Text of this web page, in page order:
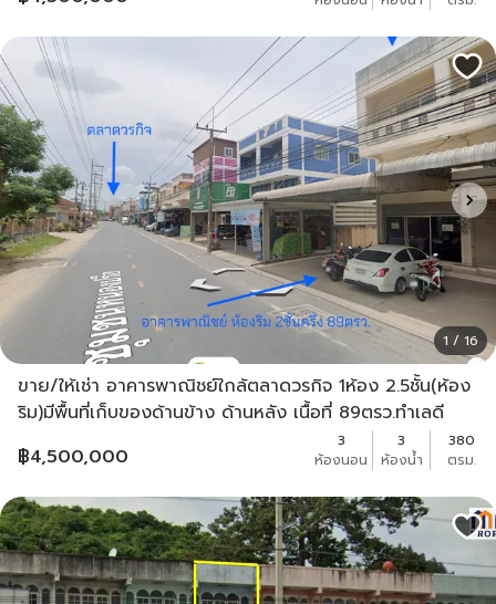
1 / 16
ขาย/ให้เช่า อาคารพาณิชย์ใกล้ตลาดวรกิจ 1ห้อง 2.5ชั้น(ห้อง
ริม)มีพื้นที่เก็บของด้านข้าง ด้านหลัง เนื้อที่ 89ตรว.ทำเลดี
฿4,500,000
3
ห้องนอน
3
ห้องน้ำ
380
ตรม.